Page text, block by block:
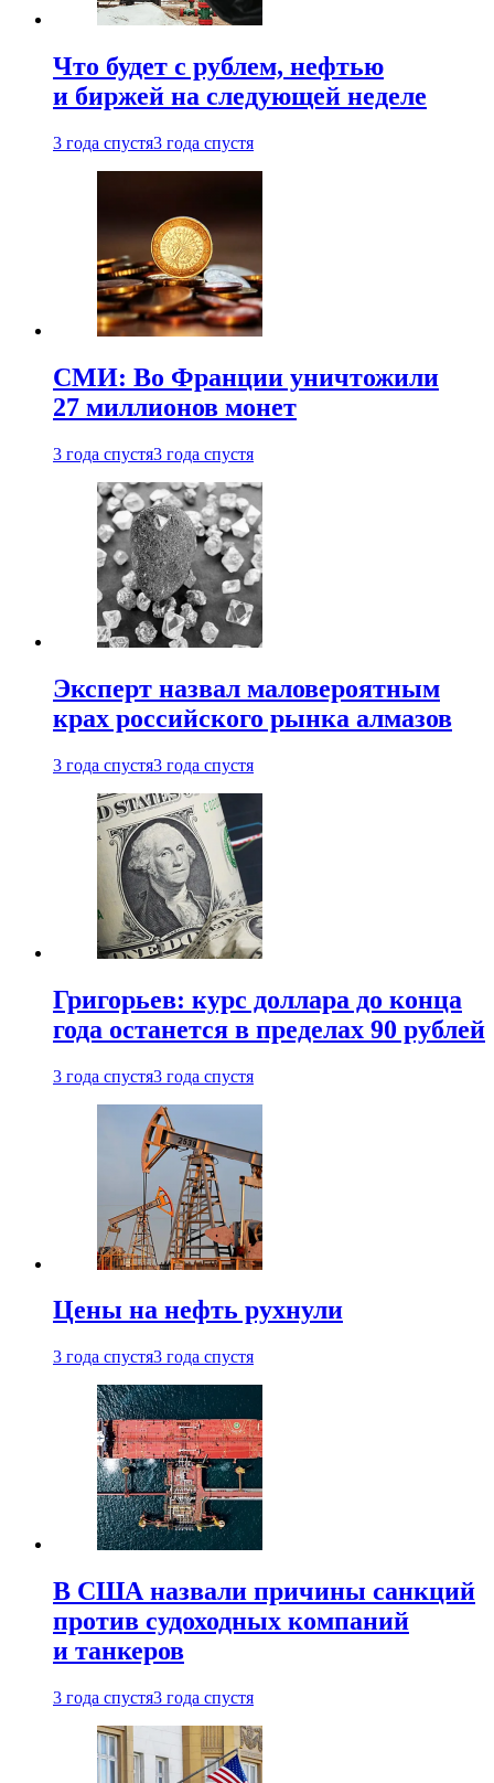
Что будет с рублем, нефтью
и биржей на следующей неделе
3 года спустя3 года спустя
СМИ: Во Франции уничтожили
27 миллионов монет
3 года спустя3 года спустя
Эксперт назвал маловероятным
крах российского рынка алмазов
3 года спустя3 года спустя
Григорьев: курс доллара до конца
года останется в пределах 90 рублей
3 года спустя3 года спустя
Цены на нефть рухнули
3 года спустя3 года спустя
В США назвали причины санкций
против судоходных компаний
и танкеров
3 года спустя3 года спустя